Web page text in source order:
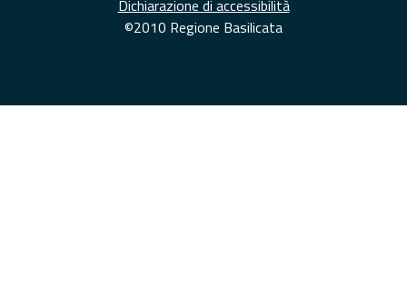
Dichiarazione di accessibilità
©2010 Regione Basilicata